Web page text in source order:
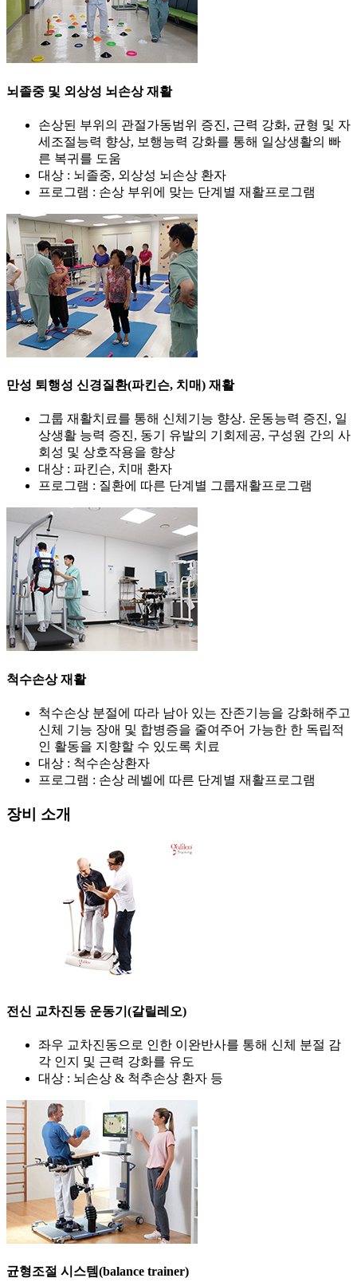
뇌졸중 및 외상성 뇌손상 재활
손상된 부위의 관절가동범위 증진, 근력 강화, 균형 및 자
세조절능력 향상, 보행능력 강화를 통해 일상생활의 빠
른 복귀를 도움
대상 : 뇌졸중, 외상성 뇌손상 환자
프로그램 : 손상 부위에 맞는 단계별 재활프로그램
만성 퇴행성 신경질환(파킨슨, 치매) 재활
그룹 재활치료를 통해 신체기능 향상. 운동능력 증진, 일
상생활 능력 증진, 동기 유발의 기회제공, 구성원 간의 사
회성 및 상호작용을 향상
대상 : 파킨슨, 치매 환자
프로그램 : 질환에 따른 단계별 그룹재활프로그램
척수손상 재활
척수손상 분절에 따라 남아 있는 잔존기능을 강화해주고
신체 기능 장애 및 합병증을 줄여주어 가능한 한 독립적
인 활동을 지향할 수 있도록 치료
대상 : 척수손상환자
프로그램 : 손상 레벨에 따른 단계별 재활프로그램
장비 소개
전신 교차진동 운동기(갈릴레오)
좌우 교차진동으로 인한 이완반사를 통해 신체 분절 감
각 인지 및 근력 강화를 유도
대상 : 뇌손상 & 척추손상 환자 등
균형조절 시스템(balance trainer)